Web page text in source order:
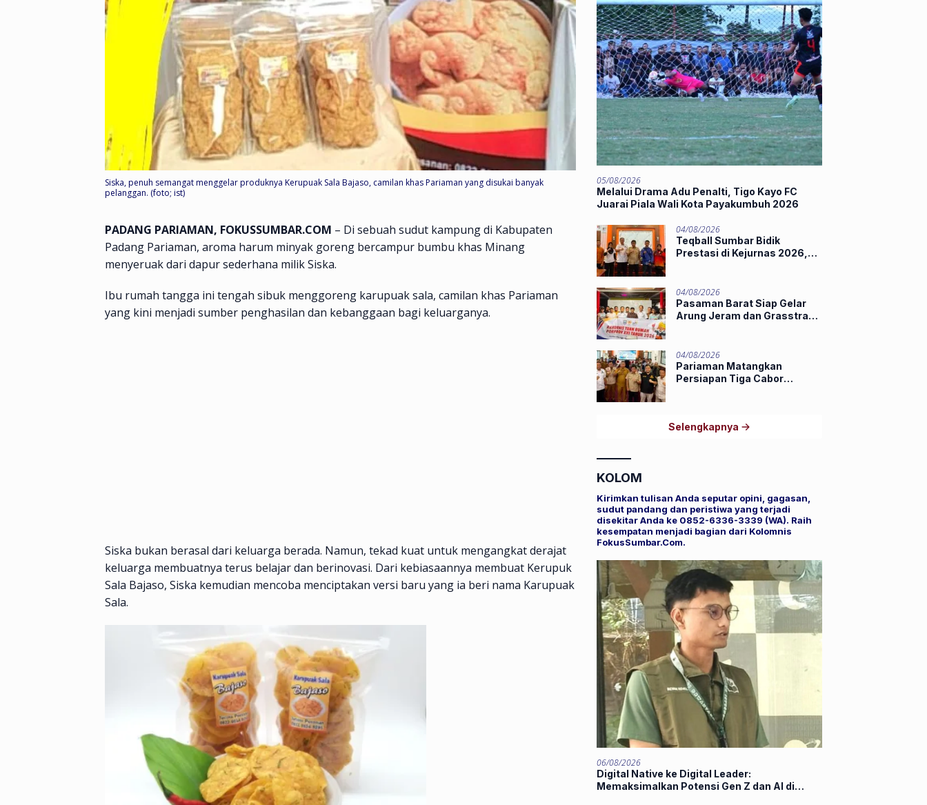
Siska, penuh semangat menggelar produknya Kerupuak Sala Bajaso, camilan khas Pariaman yang disukai banyak
pelanggan. (foto; ist)
PADANG PARIAMAN, FOKUSSUMBAR.COM – Di sebuah sudut kampung di Kabupaten
Padang Pariaman, aroma harum minyak goreng bercampur bumbu khas Minang
menyeruak dari dapur sederhana milik Siska.
Ibu rumah tangga ini tengah sibuk menggoreng karupuak sala, camilan khas Pariaman
yang kini menjadi sumber penghasilan dan kebanggaan bagi keluarganya.
Siska bukan berasal dari keluarga berada. Namun, tekad kuat untuk mengangkat derajat
keluarga membuatnya terus belajar dan berinovasi. Dari kebiasaannya membuat Kerupuk
Sala Bajaso, Siska kemudian mencoba menciptakan versi baru yang ia beri nama Karupuak
Sala.
05/08/2026
Melalui Drama Adu Penalti, Tigo Kayo FC
Juarai Piala Wali Kota Payakumbuh 2026
04/08/2026
Teqball Sumbar Bidik
Prestasi di Kejurnas 2026,
04/08/2026
Pasaman Barat Siap Gelar
Arung Jeram dan Grasstrack
04/08/2026
Pariaman Matangkan
Persiapan Tiga Cabor
Selengkapnya
KOLOM
Kirimkan tulisan Anda seputar opini, gagasan,
sudut pandang dan peristiwa yang terjadi
disekitar Anda ke 0852-6336-3339 (WA). Raih
kesempatan menjadi bagian dari Kolomnis
FokusSumbar.Com.
06/08/2026
Digital Native ke Digital Leader:
Memaksimalkan Potensi Gen Z dan AI di